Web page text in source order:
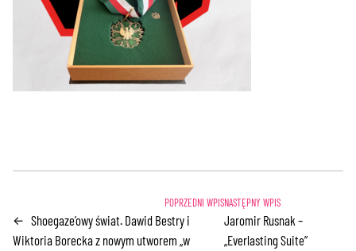
← Shoegaze’owy świat. Dawid Bestry i
Wiktoria Borecka z nowym utworem „w
Jaromir Rusnak –
„Everlasting Suite”